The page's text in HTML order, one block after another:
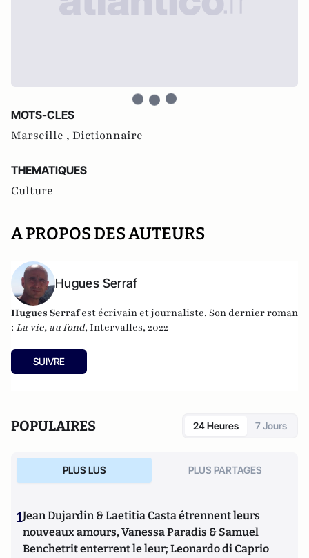
MOTS-CLES
Marseille , Dictionnaire
THEMATIQUES
Culture
A PROPOS DES AUTEURS
Hugues Serraf
Hugues Serrafest écrivain et journaliste. Son dernier roman
: La vie, au fond, Intervalles, 2022
SUIVRE
POPULAIRES 24 Heures 7 Jours
PLUS LUS PLUS PARTAGES
1Jean Dujardin & Laetitia Casta étrennent leurs
nouveaux amours, Vanessa Paradis & Samuel
Benchetrit enterrent le leur; Leonardo di Caprio